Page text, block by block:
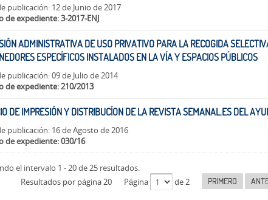
publicación: 12 de Junio de 2017
de expediente: 3-2017-ENJ
ADMINISTRATIVA DE USO PRIVATIVO PARA LA RECOGIDA
ESPECÍFICOS INSTALADOS EN LA VÍA Y ESPACIOS PÚBLICOS
publicación: 09 de Julio de 2014
de expediente: 210/2013
DE IMPRESIÓN Y DISTRIBUCÍON DE LA REVISTA SEMANAL.ES DEL
publicación: 16 de Agosto de 2016
de expediente: 030/16
el intervalo 1 - 20 de 25 resultados.
Resultados por página 20
Página de 2 PRIMERO